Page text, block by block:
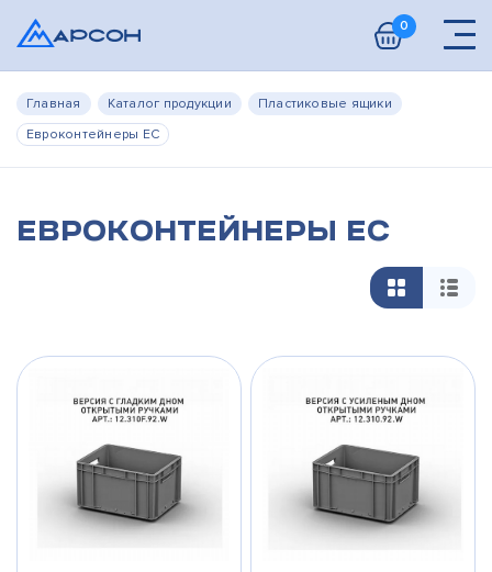
0
Главная Каталог продукции
Пластиковые ящики
Евроконтейнеры ЕС
Евроконтейнеры ЕС